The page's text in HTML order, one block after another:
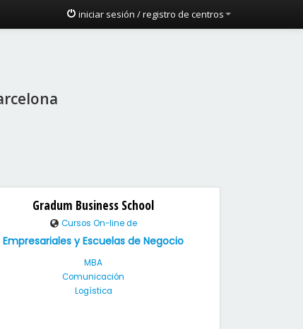
iniciar sesión / registro de centros
Gradum Business School
Cursos On-line de
Empresariales y Escuelas de Negocio
MBA
Comunicación
Logística